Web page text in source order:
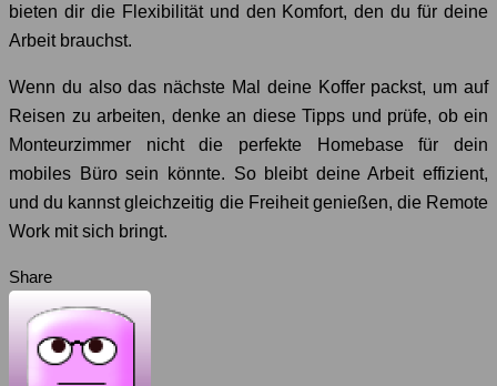
bieten dir die Flexibilität und den Komfort, den du für deine
Arbeit brauchst.
Wenn du also das nächste Mal deine Koffer packst, um auf
Reisen zu arbeiten, denke an diese Tipps und prüfe, ob ein
Monteurzimmer nicht die perfekte Homebase für dein
mobiles Büro sein könnte. So bleibt deine Arbeit effizient,
und du kannst gleichzeitig die Freiheit genießen, die Remote
Work mit sich bringt.
Share